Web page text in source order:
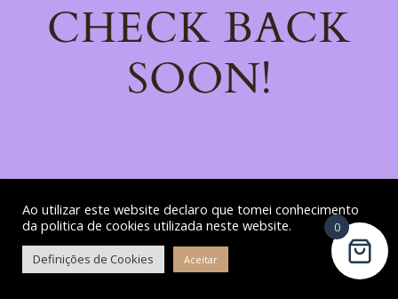
CHECK BACK
SOON!
Ao utilizar este website declaro que tomei conhecimento
da politica de cookies utilizada neste website.
Definições de Cookies Aceitar
0